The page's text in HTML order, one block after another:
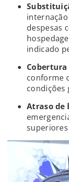
despesas
indicado
conforme
condições
Atraso de